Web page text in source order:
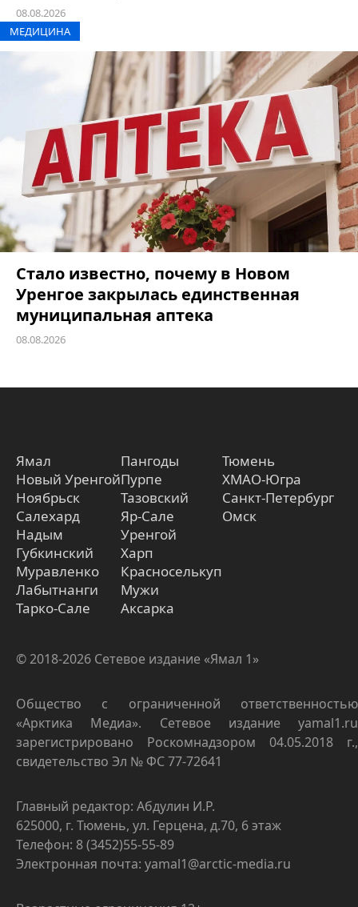
08.08.2026
МЕДИЦИНА
Стало известно, почему в Новом
Уренгое закрылась единственная
муниципальная аптека
08.08.2026
Ямал
Новый Уренгой
Ноябрьск
Салехард
Надым
Губкинский
Муравленко
Лабытнанги
Тарко-Сале
Пангоды
Пурпе
Тазовский
Яр-Сале
Уренгой
Харп
Красноселькуп
Мужи
Аксарка
Тюмень
ХМАО-Югра
Санкт-Петербург
Омск
© 2018-2026 Сетевое издание «Ямал 1»
Общество с ограниченной ответственностью
«Арктика Медиа». Сетевое издание yamal1.ru
зарегистрировано Роскомнадзором 04.05.2018 г.,
свидетельство Эл № ФС 77-72641
Главный редактор: Абдулин И.Р.
625000, г. Тюмень, ул. Герцена, д.70, 6 этаж
Телефон: 8 (3452)55-55-89
Электронная почта: yamal1@arctic-media.ru